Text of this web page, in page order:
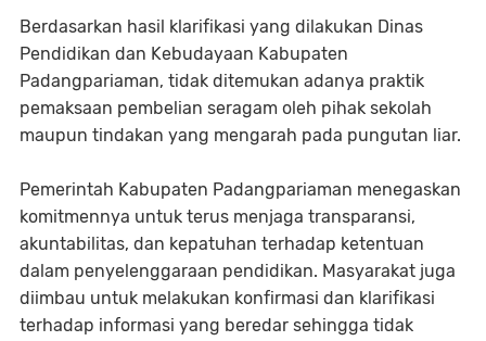
Berdasarkan hasil klarifikasi yang dilakukan Dinas
Pendidikan dan Kebudayaan Kabupaten
Padangpariaman, tidak ditemukan adanya praktik
pemaksaan pembelian seragam oleh pihak sekolah
maupun tindakan yang mengarah pada pungutan liar.
Pemerintah Kabupaten Padangpariaman menegaskan
komitmennya untuk terus menjaga transparansi,
akuntabilitas, dan kepatuhan terhadap ketentuan
dalam penyelenggaraan pendidikan. Masyarakat juga
diimbau untuk melakukan konfirmasi dan klarifikasi
terhadap informasi yang beredar sehingga tidak